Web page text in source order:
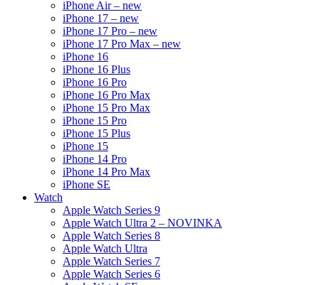
iPhone Air – new
iPhone 17 – new
iPhone 17 Pro – new
iPhone 17 Pro Max – new
iPhone 16
iPhone 16 Plus
iPhone 16 Pro
iPhone 16 Pro Max
iPhone 15 Pro Max
iPhone 15 Pro
iPhone 15 Plus
iPhone 15
iPhone 14 Pro
iPhone 14 Pro Max
iPhone SE
Watch
Apple Watch Series 9
Apple Watch Ultra 2 – NOVINKA
Apple Watch Series 8
Apple Watch Ultra
Apple Watch Series 7
Apple Watch Series 6